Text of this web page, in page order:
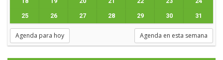
25 26 27 28 29 30 31
Agenda para hoy Agenda en esta semana